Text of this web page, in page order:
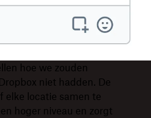
hoe we zouden
niet hadden. De
elke locatie samen te
hoger niveau en zorgt